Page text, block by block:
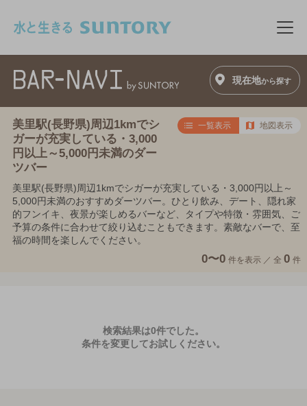
メ
現在地から探す
美里駅(長野県)周辺1kmでシ
ガーが充実している・3,000
円以上～5,000円未満のダー
ツバー
一覧表示 地図表示
美里駅(長野県)周辺1kmでシガーが充実している・3,000円以上～
5,000円未満のおすすめダーツバー。ひとり飲み、デート、隠れ家
的フンイキ、夜景が楽しめるバーなど、タイプや特徴・雰囲気、ご
予算の条件に合わせて絞り込むこともできます。素敵なバーで、至
福の時間を楽しんでください。
0〜0 件を表示 ／ 全 0 件
検索結果は0件でした。
条件を変更してお試しください。